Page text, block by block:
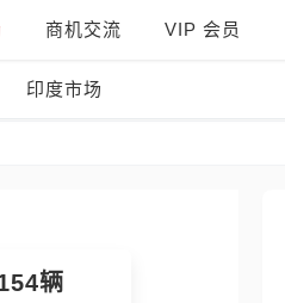
商机交流 VIP 会员
印度市场
辆